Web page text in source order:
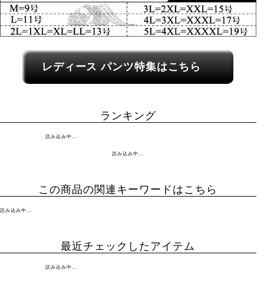
レディース関連カテゴリーへのリンク
レディース パンツ特集はこちら
ランキング
読み込み中...
読み込み中...
この商品の関連キーワードはこちら
読み込み中...
最近チェックしたアイテム
読み込み中...